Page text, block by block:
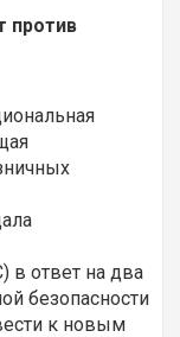
против
в ответ на два
безопасности
к новым